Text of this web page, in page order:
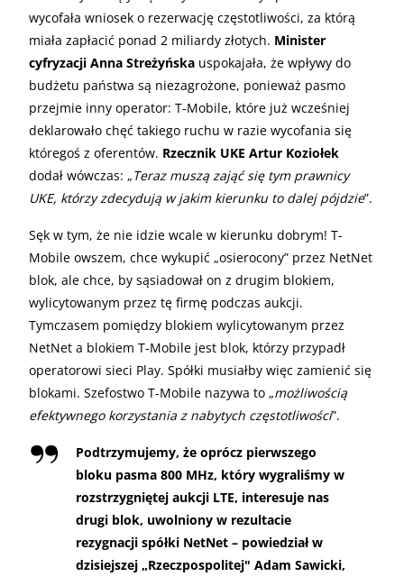
wycofała wniosek o rezerwację częstotliwości, za którą
miała zapłacić ponad 2 miliardy złotych. Minister
cyfryzacji Anna Streżyńska uspokajała, że wpływy do
budżetu państwa są niezagrożone, ponieważ pasmo
przejmie inny operator: T-Mobile, które już wcześniej
deklarowało chęć takiego ruchu w razie wycofania się
któregoś z oferentów. Rzecznik UKE Artur Koziołek
dodał wówczas: „Teraz muszą zająć się tym prawnicy
UKE, którzy zdecydują w jakim kierunku to dalej pójdzie”.
Sęk w tym, że nie idzie wcale w kierunku dobrym! T-
Mobile owszem, chce wykupić „osierocony” przez NetNet
blok, ale chce, by sąsiadował on z drugim blokiem,
wylicytowanym przez tę firmę podczas aukcji.
Tymczasem pomiędzy blokiem wylicytowanym przez
NetNet a blokiem T-Mobile jest blok, którzy przypadł
operatorowi sieci Play. Spółki musiałby więc zamienić się
blokami. Szefostwo T-Mobile nazywa to „możliwością
efektywnego korzystania z nabytych częstotliwości”.
Podtrzymujemy, że oprócz pierwszego
bloku pasma 800 MHz, który wygraliśmy w
rozstrzygniętej aukcji LTE, interesuje nas
drugi blok, uwolniony w rezultacie
rezygnacji spółki NetNet – powiedział w
dzisiejszej „Rzeczpospolitej" Adam Sawicki,